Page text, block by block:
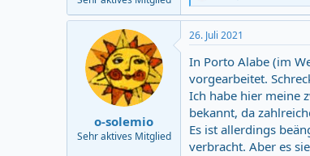
e
a
c
t
i
o
n
s
:
o-solemio
Sehr aktives Mitglied
26. Juli 2021
In Porto Alabe (im
vorgearbeitet.
Ich habe hier meine
bekannt, da
Es ist allerdings
verbracht. Aber es